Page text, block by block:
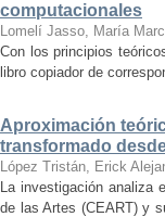
computacionales
Lomelí Jasso, María
Con los principios
libro copiador de
Aproximación
transformado
López Tristán, Erick
La investigación analiza
de las Artes (CEART) y